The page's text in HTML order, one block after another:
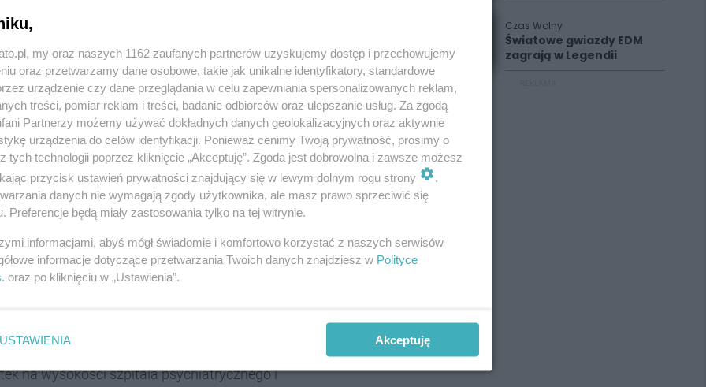
oraz Dąbrówce Małej trwa budowa odcinka
który poprzez inwestycję wzdłuż ul.
rowerową nr 5, co usprawni
- mówi Marcin Krupa, prezydent
rowerowe z miejskim Basenem
powstającej Doliny 5 Stawów–
190 km, z czego ponad 44 km dróg powstało
40 mln zł.
na wysokości szpitala psychiatrycznego i
Czas Wolny
Światowe gwiazdy EDM
zagrają w Legendii
my oraz naszych 1162 zaufanych partnerów uzyskujemy dostęp i przechowujemy
oraz przetwarzamy dane osobowe, takie jak unikalne identyfikatory, standardowe
urządzenie czy dane przeglądania w celu zapewniania spersonalizowanych reklam,
treści, pomiar reklam i treści, badanie odbiorców oraz ulepszanie usług. Za zgodą
Partnerzy możemy używać dokładnych danych geolokalizacyjnych oraz aktywnie
urządzenia do celów identyfikacji. Ponieważ cenimy Twoją prywatność, prosimy o
tych technologii poprzez kliknięcie „Akceptuję”. Zgoda jest dobrowolna i zawsze możesz
przycisk ustawień prywatności znajdujący się w lewym dolnym rogu strony
.
danych nie wymagają zgody użytkownika, ale masz prawo sprzeciwić się
Preferencje będą miały zastosowania tylko na tej witrynie.
informacjami, abyś mógł świadomie i komfortowo korzystać z naszych serwisów
informacje dotyczące przetwarzania Twoich danych znajdziesz w Polityce
. oraz po kliknięciu w „Ustawienia”.
USTAWIENIA Akceptuję